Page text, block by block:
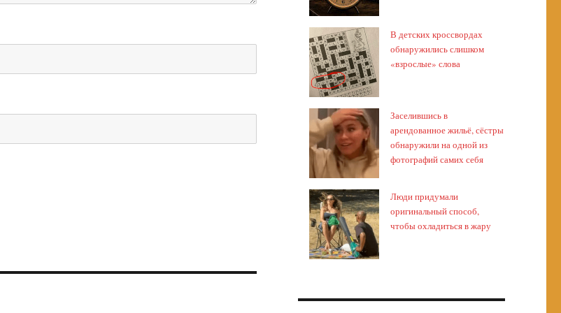
В детских кроссвордах
обнаружились слишком
«взрослые» слова
Заселившись в
арендованное жильё, сёстры
обнаружили на одной из
фотографий самих себя
Люди придумали
оригинальный способ,
чтобы охладиться в жару